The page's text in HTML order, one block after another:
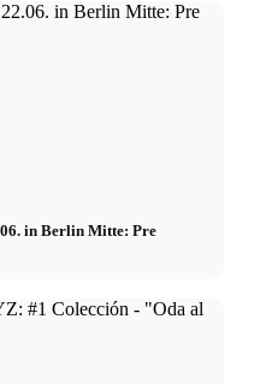
in Berlin Mitte: Pre